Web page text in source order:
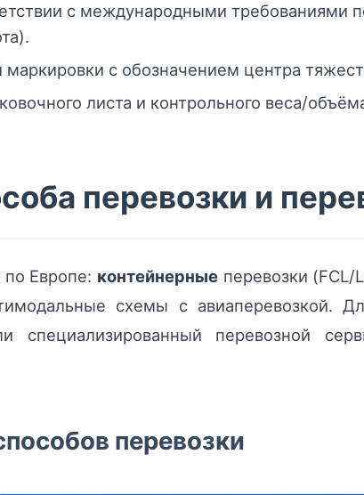
с международными требованиями
маркировки с обозначением центра
листа и контрольного веса/
перевозки и
Европе: контейнерныеперевозки (FCL/
схемы с авиаперевозкой.
специализированный перевозной
перевозки